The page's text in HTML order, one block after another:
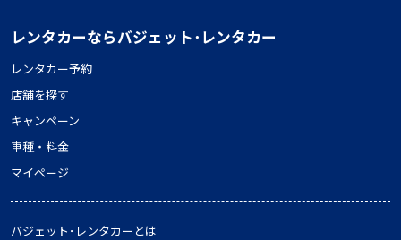
レンタカーならバジェット･レンタカー
レンタカー予約
店舗を探す
キャンペーン
車種・料金
マイページ
バジェット･レンタカーとは